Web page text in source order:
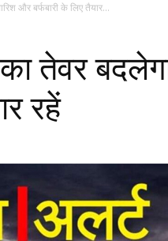
और बर्फबारी के लिए तैयार...
तेवर
रहें